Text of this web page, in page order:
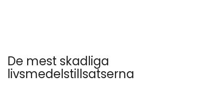
De mest skadliga
livsmedelstillsatserna